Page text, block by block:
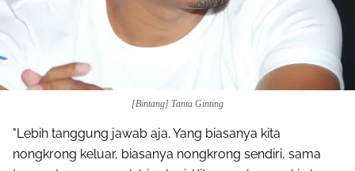
[Bintang] Tanta Ginting
"Lebih tanggung jawab aja. Yang biasanya kita
nongkrong keluar, biasanya nongkrong sendiri, sama